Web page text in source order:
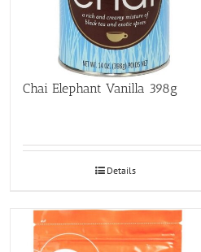
Chai Elephant Vanilla 398g
Details